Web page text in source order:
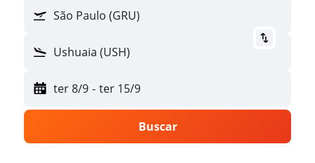
São Paulo (GRU)
Ushuaia (USH)
ter 8/9 - ter 15/9
Buscar